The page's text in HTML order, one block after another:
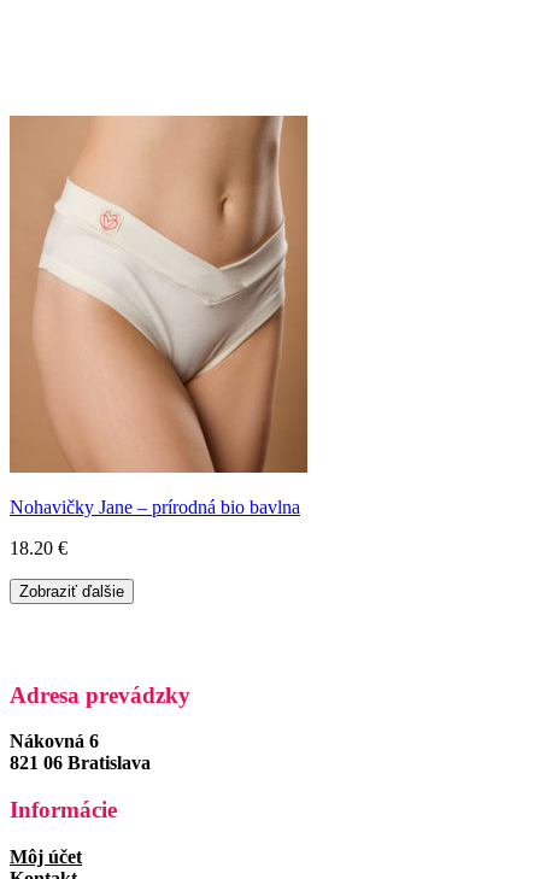
Nohavičky Jane – prírodná bio bavlna
18.20 €
Zobraziť ďalšie
Adresa prevádzky
Nákovná 6
821 06 Bratislava
Informácie
Môj účet